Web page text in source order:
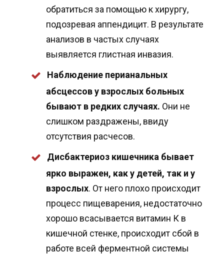
обратиться за помощью к хирургу,
подозревая аппендицит. В результате
анализов в частых случаях
выявляется глистная инвазия.
Наблюдение перианальных
абсцессов у взрослых больных
бывают в редких случаях. Они не
слишком раздражены, ввиду
отсутствия расчесов.
Дисбактериоз кишечника бывает
ярко выражен, как у детей, так и у
взрослых. От него плохо происходит
процесс пищеварения, недостаточно
хорошо всасывается витамин К в
кишечной стенке, происходит сбой в
работе всей ферментной системы